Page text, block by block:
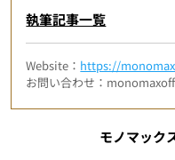
執筆記事一覧
Website： https://
お問い合わせ：
モノマック